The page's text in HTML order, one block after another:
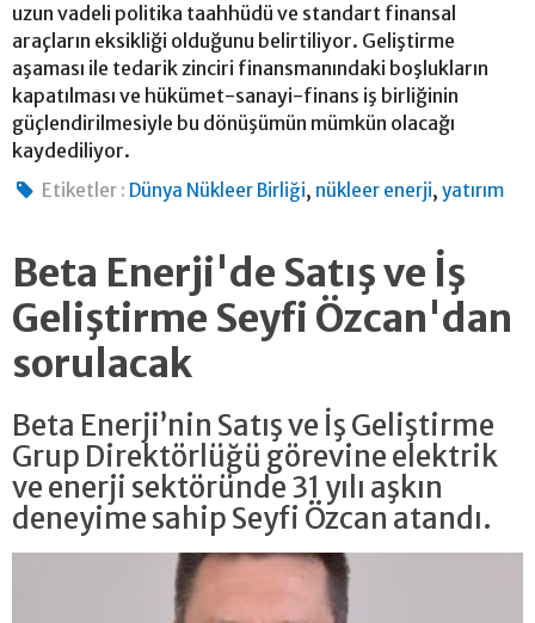
uzun vadeli politika taahhüdü ve standart finansal
araçların eksikliği olduğunu belirtiliyor. Geliştirme
aşaması ile tedarik zinciri finansmanındaki boşlukların
kapatılması ve hükümet-sanayi-finans iş birliğinin
güçlendirilmesiyle bu dönüşümün mümkün olacağı
kaydediliyor.
Etiketler : Dünya Nükleer Birliği, nükleer enerji,yatırım
Beta Enerji'de Satış ve İş
Geliştirme Seyfi Özcan'dan
sorulacak
Beta Enerji’nin Satış ve İş Geliştirme
Grup Direktörlüğü görevine elektrik
ve enerji sektöründe 31 yılı aşkın
deneyime sahip Seyfi Özcan atandı.